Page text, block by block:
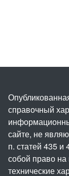
справочный
сайте, не
п. статей 435 и
собой право
технические